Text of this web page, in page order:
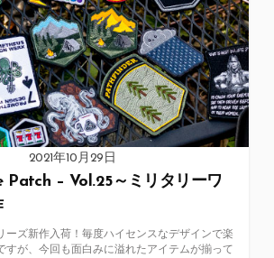
2021年10月29日
Patch – Vol.25～ミリタリーワ
ーズ新作入荷！毎度ハイセンスなデザインで楽
すが、今回も面白みに溢れたアイテムが揃って